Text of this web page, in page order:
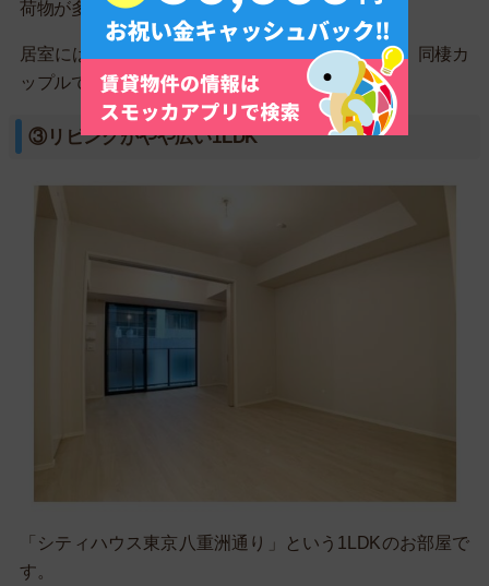
荷物が多くてもスペースに余裕があります。
居室にはダブルベッドを置いても余裕があるので、同棲カ
ップルでも快適に暮らせます。
③リビングがやや広い1LDK
「シティハウス東京八重洲通り」という1LDKのお部屋で
す。